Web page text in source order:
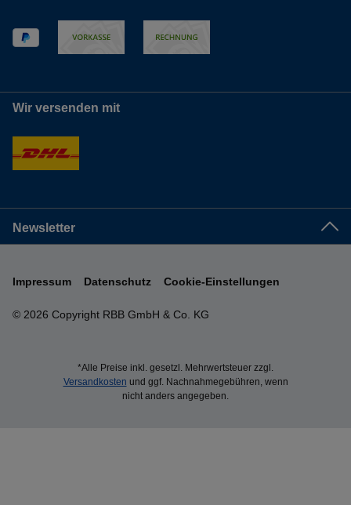
Wir versenden mit
Newsletter
© 2026 Copyright RBB GmbH & Co. KG
Impressum Datenschutz Cookie-Einstellungen
*Alle Preise inkl. gesetzl. Mehrwertsteuer zzgl.
Versandkosten und ggf. Nachnahmegebühren, wenn
nicht anders angegeben.